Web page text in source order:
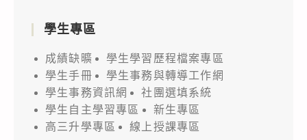
學生專區
成績缺曠
學生學習歷程檔案專區
學生手冊
學生事務與轉導工作網
學生事務資訊網
社團選填系統
學生自主學習專區
新生專區
高三升學專區
線上授課專區